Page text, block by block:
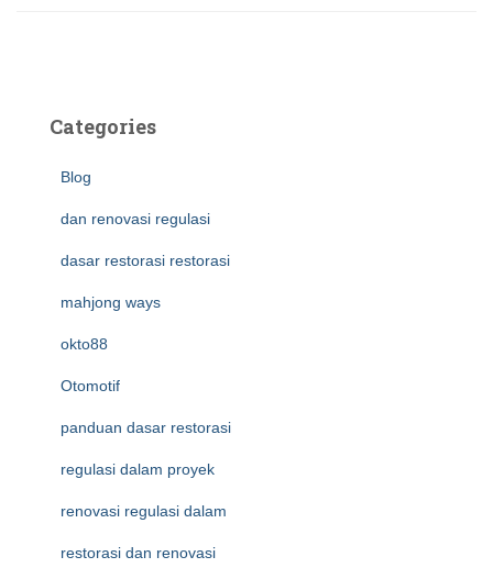
Categories
Blog
dan renovasi regulasi
dasar restorasi restorasi
mahjong ways
okto88
Otomotif
panduan dasar restorasi
regulasi dalam proyek
renovasi regulasi dalam
restorasi dan renovasi